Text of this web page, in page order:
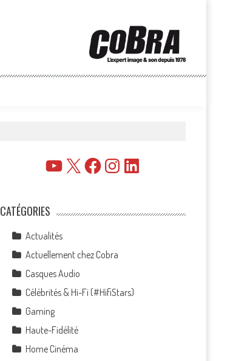
YouTube
X FacebookInstagramLinkedIn
CATÉGORIES
Actualités
Actuellement chez Cobra
Casques Audio
Célébrités & Hi-Fi (#HifiStars)
Gaming
Haute-Fidélité
Home Cinéma